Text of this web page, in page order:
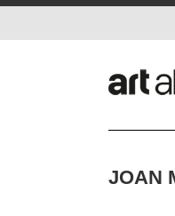
JOAN